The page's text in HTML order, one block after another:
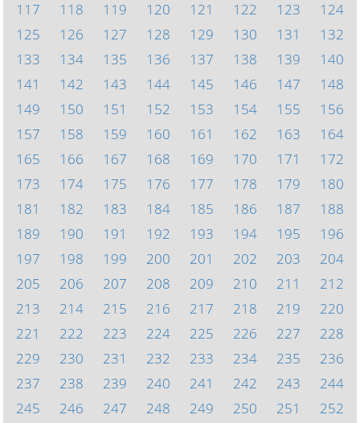
117
118 119 120 121 122 123
124
125
126 127 128 129 130 131
132
133
134 135 136 137 138 139
140
141
142 143 144 145 146 147
148
149
150 151 152 153 154 155
156
157
158 159 160 161 162 163
164
165
166 167 168 169 170 171
172
173
174 175 176 177 178 179
180
181
182 183 184 185 186 187
188
189
190 191 192 193 194 195
196
197
198 199 200 201 202 203
204
205
206 207 208 209 210 211
212
213
214 215 216 217 218 219
220
221
222 223 224 225 226 227
228
229
230 231 232 233 234 235
236
237
238 239 240 241 242 243
244
245
246 247 248 249 250 251
252